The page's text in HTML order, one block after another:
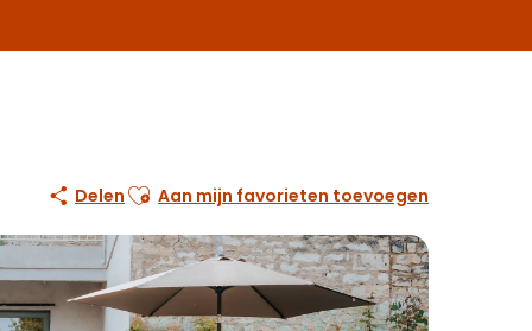
Delen Ajouter aux favoris
Aan mijn favorieten toevoegen